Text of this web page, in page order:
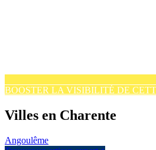
BOOSTER LA VISIBILITÉ DE
Villes en Charente
Angoulême